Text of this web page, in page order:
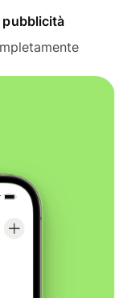
pubblicità